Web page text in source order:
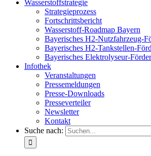
Wasserstoffstrategie
Strategieprozess
Fortschrittsbericht
Wasserstoff-Roadmap Bayern
Bayerisches H2-Nutzfahrzeug-
Bayerisches H2-Tankstellen-
Bayerisches Elektrolyseur-
Infothek
Veranstaltungen
Pressemeldungen
Presse-Downloads
Presseverteiler
Newsletter
Kontakt
Suche nach: